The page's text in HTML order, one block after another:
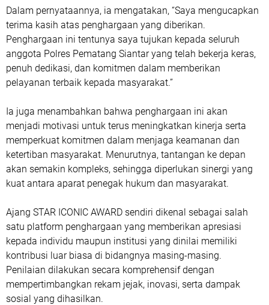
Dalam pernyataannya, ia mengatakan, “Saya mengucapkan
terima kasih atas penghargaan yang diberikan.
Penghargaan ini tentunya saya tujukan kepada seluruh
anggota Polres Pematang Siantar yang telah bekerja keras,
penuh dedikasi, dan komitmen dalam memberikan
pelayanan terbaik kepada masyarakat.”
Ia juga menambahkan bahwa penghargaan ini akan
menjadi motivasi untuk terus meningkatkan kinerja serta
memperkuat komitmen dalam menjaga keamanan dan
ketertiban masyarakat. Menurutnya, tantangan ke depan
akan semakin kompleks, sehingga diperlukan sinergi yang
kuat antara aparat penegak hukum dan masyarakat.
Ajang STAR ICONIC AWARD sendiri dikenal sebagai salah
satu platform penghargaan yang memberikan apresiasi
kepada individu maupun institusi yang dinilai memiliki
kontribusi luar biasa di bidangnya masing-masing.
Penilaian dilakukan secara komprehensif dengan
mempertimbangkan rekam jejak, inovasi, serta dampak
sosial yang dihasilkan.